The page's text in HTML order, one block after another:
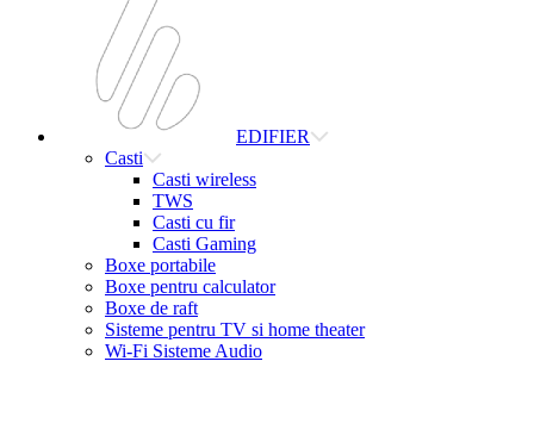
EDIFIER
Casti
Casti wireless
TWS
Casti cu fir
Casti Gaming
Boxe portabile
Boxe pentru calculator
Boxe de raft
Sisteme pentru TV si home theater
Wi-Fi Sisteme Audio